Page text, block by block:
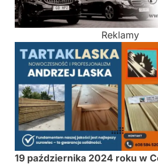
Reklamy
19 października 2024 roku w